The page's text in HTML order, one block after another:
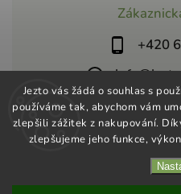
Jezto vás žádá o souhlas s
používáme tak, abychom vám
zlepšili zážitek z nakupování.
zlepšujeme jeho funkce,
+420